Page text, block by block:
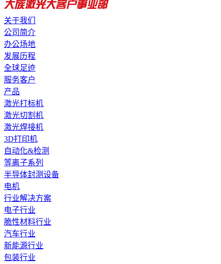
关于我们
公司简介
办公场地
发展历程
全球足迹
服务客户
产品
激光打标机
激光切割机
激光焊接机
3D打印机
自动化&检测
等离子系列
半导体封测设备
电机
行业解决方案
电子行业
脆性材料行业
汽车行业
新能源行业
包装行业